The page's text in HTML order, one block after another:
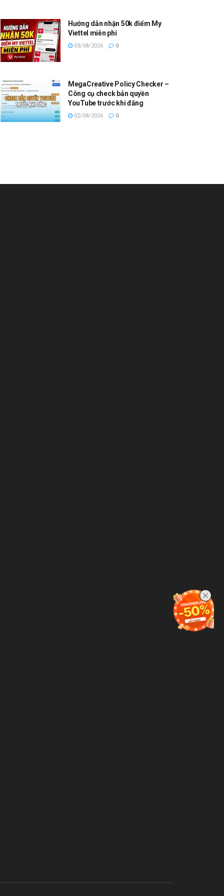
Hướng dẫn nhận 50k điểm My
Viettel miễn phí
03/08/2026 0
MegaCreative Policy Checker –
Công cụ check bản quyền
YouTube trước khi đăng
02/08/2026 0